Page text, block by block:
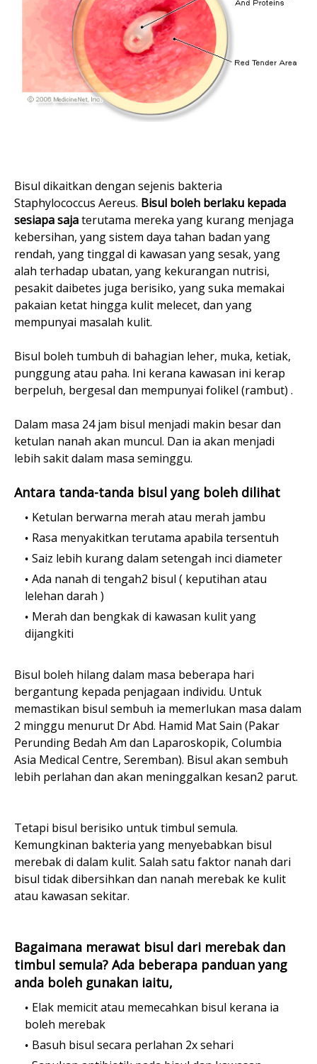
Bisul dikaitkan dengan sejenis bakteria
Staphylococcus Aereus. Bisul boleh berlaku kepada
sesiapa sajaterutama mereka yang kurang menjaga
kebersihan, yang sistem daya tahan badan yang
rendah, yang tinggal di kawasan yang sesak, yang
alah terhadap ubatan, yang kekurangan nutrisi,
pesakit daibetes juga berisiko, yang suka memakai
pakaian ketat hingga kulit melecet, dan yang
mempunyai masalah kulit.
Bisul boleh tumbuh di bahagian leher, muka, ketiak,
punggung atau paha. Ini kerana kawasan ini kerap
berpeluh, bergesal dan mempunyai folikel (rambut) .
Dalam masa 24 jam bisul menjadi makin besar dan
ketulan nanah akan muncul. Dan ia akan menjadi
lebih sakit dalam masa seminggu.
Antara tanda-tanda bisul yang boleh dilihat
Ketulan berwarna merah atau merah jambu
Rasa menyakitkan terutama apabila tersentuh
Saiz lebih kurang dalam setengah inci diameter
Ada nanah di tengah2 bisul ( keputihan atau
lelehan darah )
Merah dan bengkak di kawasan kulit yang
dijangkiti
Bisul boleh hilang dalam masa beberapa hari
bergantung kepada penjagaan individu. Untuk
memastikan bisul sembuh ia memerlukan masa dalam
2 minggu menurut Dr Abd. Hamid Mat Sain (Pakar
Perunding Bedah Am dan Laparoskopik, Columbia
Asia Medical Centre, Seremban). Bisul akan sembuh
lebih perlahan dan akan meninggalkan kesan2 parut.
Tetapi bisul berisiko untuk timbul semula.
Kemungkinan bakteria yang menyebabkan bisul
merebak di dalam kulit. Salah satu faktor nanah dari
bisul tidak dibersihkan dan nanah merebak ke kulit
atau kawasan sekitar.
Bagaimana merawat bisul dari merebak dan
timbul semula? Ada beberapa panduan yang
anda boleh gunakan iaitu,
Elak memicit atau memecahkan bisul kerana ia
boleh merebak
Basuh bisul secara perlahan 2x sehari